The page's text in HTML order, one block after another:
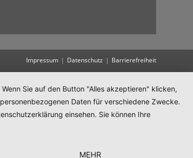
Impressum Datenschutz Barrierefreiheit
Sie auf den Button "Alles akzeptieren" klicken,
Daten für verschiedene Zwecke.
einsehen. Sie können Ihre
MEHR